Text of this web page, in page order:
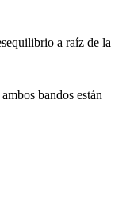
a raíz de la
bandos están